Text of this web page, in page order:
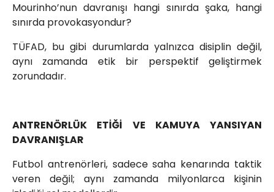
Mourinho’nun davranışı hangi sınırda şaka, hangi
sınırda provokasyondur?
TÜFAD, bu gibi durumlarda yalnızca disiplin değil,
aynı zamanda etik bir perspektif geliştirmek
zorundadır.
ANTRENÖRLÜK ETİĞİ VE KAMUYA YANSIYAN
DAVRANIŞLAR
Futbol antrenörleri, sadece saha kenarında taktik
veren değil; aynı zamanda milyonlarca kişinin